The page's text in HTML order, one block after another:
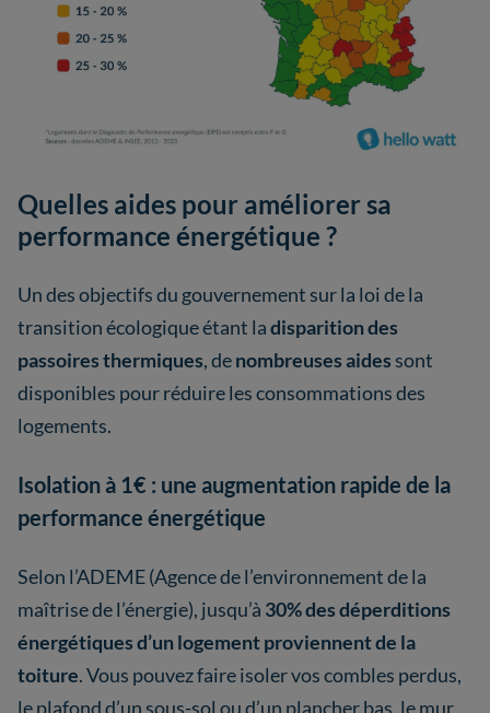
Quelles aides pour améliorer sa
performance énergétique ?
Un des objectifs du gouvernement sur la loi de la
transition écologique étant ladisparition des
passoires thermiques, denombreuses aides sont
disponibles pour réduire les consommations des
logements.
Isolation à 1€ : une augmentation rapide de la
performance énergétique
Selon l’ADEME (Agence de l’environnement de la
maîtrise de l’énergie), jusqu’à 30% des déperditions
énergétiques d’un logement proviennent de la
toiture. Vous pouvez faire isoler vos combles perdus,
le plafond d’un sous-sol ou d’un plancher bas, le mur